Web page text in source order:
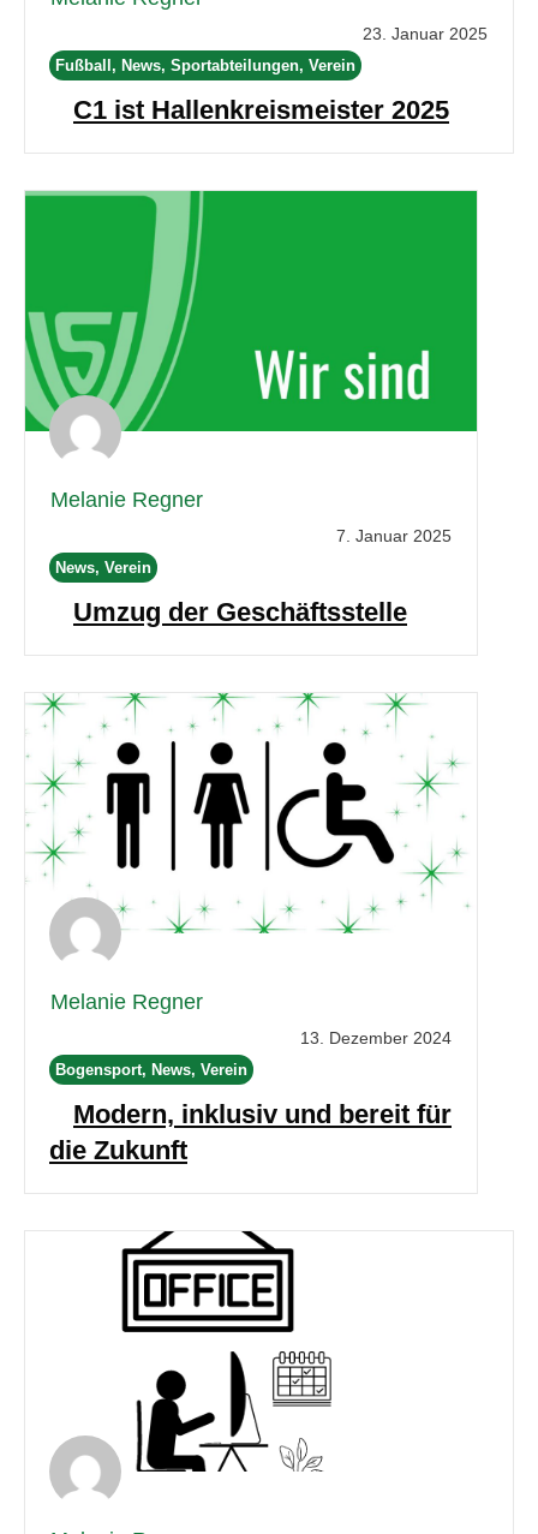
23. Januar 2025
Fußball, News, Sportabteilungen, Verein
C1 ist Hallenkreismeister 2025
Melanie Regner
7. Januar 2025
News, Verein
Umzug der Geschäftsstelle
Melanie Regner
13. Dezember 2024
Bogensport, News, Verein
Modern, inklusiv und bereit für
die Zukunft